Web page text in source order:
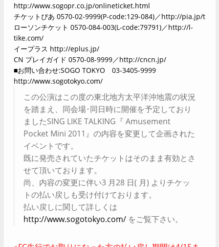
http://www.sogopr.co.jp/onlineticket.html
チケットぴあ 0570-02-9999(P-code:129-084)／http://pia.jp/t
ローソンチケット 0570-084-003(L-code:79791)／http://l-
tike.com/
イープラス http://eplus.jp/
CN プレイガイド 0570-08-9999／http://cncn.jp/
■お問い合わせ:SOGO TOKYO 03-3405-9999
http://www.sogotokyo.com/
この公演はこの度の東北地方太平洋沖地震の状況
を踏まえ、同会場･同日時に開催を予定しており
ましたSING LIKE TALKING『 Amusement
Pocket Mini 2011』の内容を変更して企画された
イベントです。
既に発売されていたチケットはそのまま有効とさ
せて頂いております。
尚、内容の変更に伴い3 月28 日( 月) よりチケッ
トの払い戻しも受け付けております。
払い戻しに関して詳しくは
http://www.sogotokyo.com/をご覧下さい。